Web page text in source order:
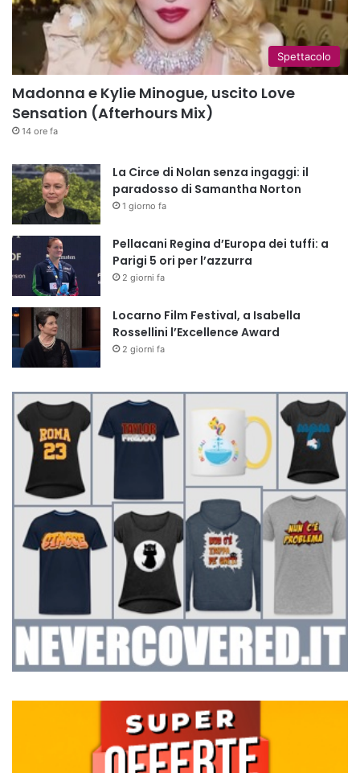
Spettacolo
Madonna e Kylie Minogue, uscito Love
Sensation (Afterhours Mix)
14 ore fa
La Circe di Nolan senza ingaggi: il
paradosso di Samantha Norton
1 giorno fa
Pellacani Regina d’Europa dei tuffi: a
Parigi 5 ori per l’azzurra
2 giorni fa
Locarno Film Festival, a Isabella
Rossellini l’Excellence Award
2 giorni fa